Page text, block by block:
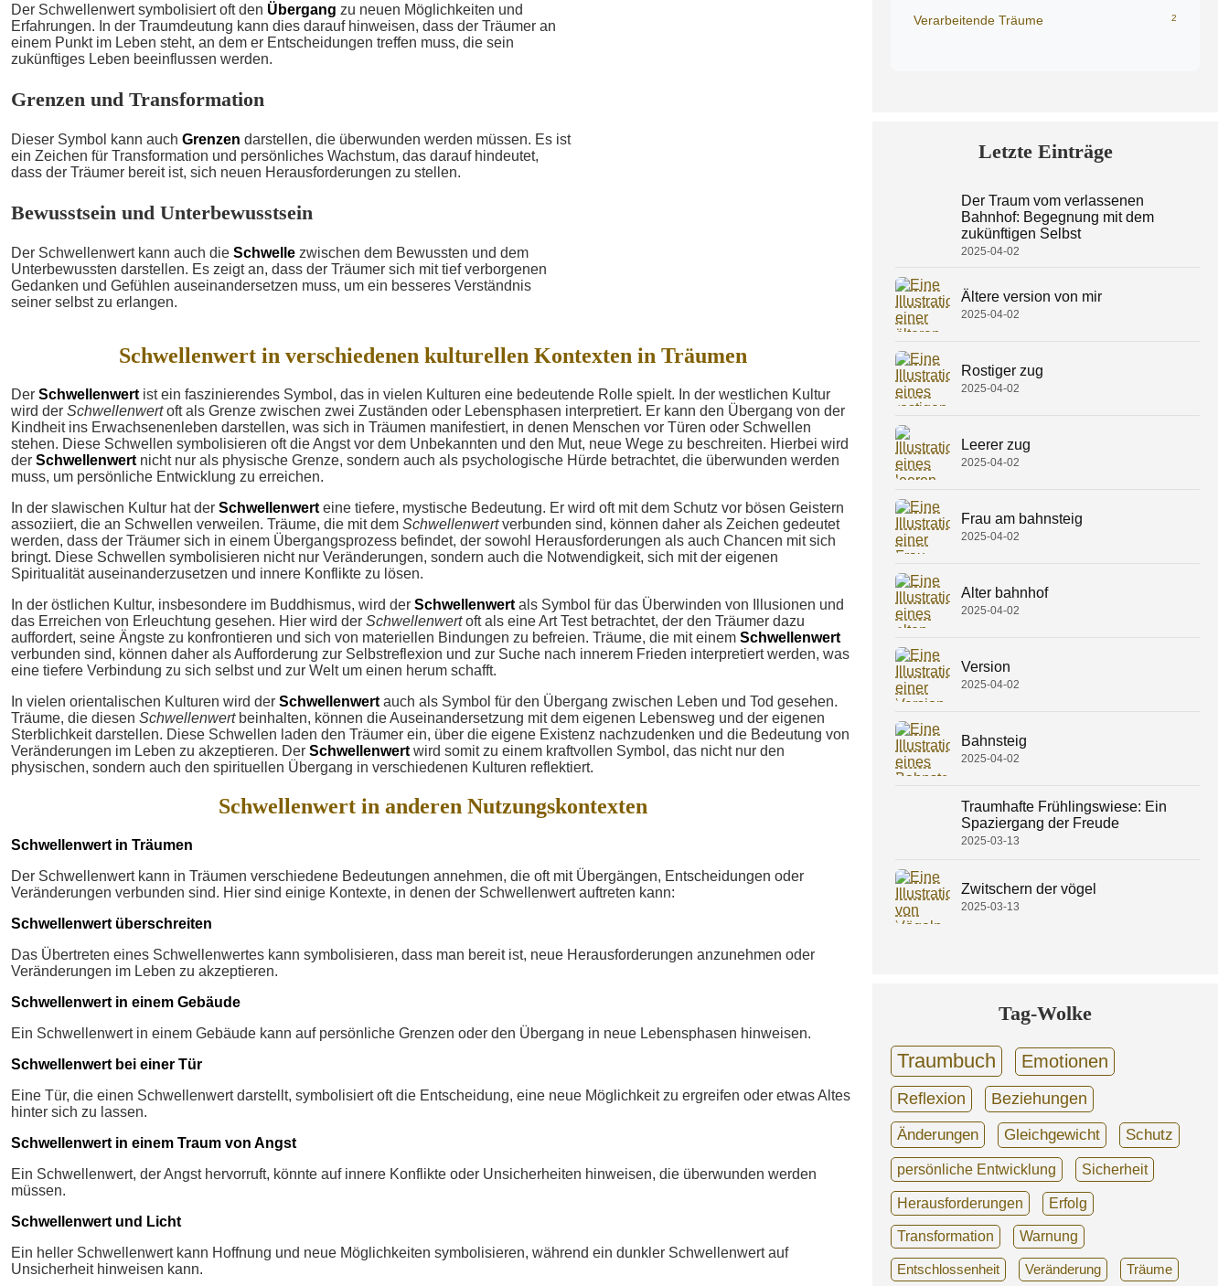
Der Schwellenwert symbolisiert oft den Übergang zu neuen Möglichkeiten und
Erfahrungen. In der Traumdeutung kann dies darauf hinweisen, dass der Träumer an
einem Punkt im Leben steht, an dem er Entscheidungen treffen muss, die sein
zukünftiges Leben beeinflussen werden.
Grenzen und Transformation
Dieser Symbol kann auch Grenzen darstellen, die überwunden werden müssen. Es ist
ein Zeichen für Transformation und persönliches Wachstum, das darauf hindeutet,
dass der Träumer bereit ist, sich neuen Herausforderungen zu stellen.
Bewusstsein und Unterbewusstsein
Der Schwellenwert kann auch die Schwelle zwischen dem Bewussten und dem
Unterbewussten darstellen. Es zeigt an, dass der Träumer sich mit tief verborgenen
Gedanken und Gefühlen auseinandersetzen muss, um ein besseres Verständnis
seiner selbst zu erlangen.
Schwellenwert in verschiedenen kulturellen Kontexten in Träumen
Der Schwellenwert ist ein faszinierendes Symbol, das in vielen Kulturen eine bedeutende Rolle spielt. In der westlichen Kultur
wird der Schwellenwertoft als Grenze zwischen zwei Zuständen oder Lebensphasen interpretiert. Er kann den Übergang von der
Kindheit ins Erwachsenenleben darstellen, was sich in Träumen manifestiert, in denen Menschen vor Türen oder Schwellen
stehen. Diese Schwellen symbolisieren oft die Angst vor dem Unbekannten und den Mut, neue Wege zu beschreiten. Hierbei wird
der Schwellenwert nicht nur als physische Grenze, sondern auch als psychologische Hürde betrachtet, die überwunden werden
muss, um persönliche Entwicklung zu erreichen.
In der slawischen Kultur hat der Schwellenwert eine tiefere, mystische Bedeutung. Er wird oft mit dem Schutz vor bösen Geistern
assoziiert, die an Schwellen verweilen. Träume, die mit dem Schwellenwertverbunden sind, können daher als Zeichen gedeutet
werden, dass der Träumer sich in einem Übergangsprozess befindet, der sowohl Herausforderungen als auch Chancen mit sich
bringt. Diese Schwellen symbolisieren nicht nur Veränderungen, sondern auch die Notwendigkeit, sich mit der eigenen
Spiritualität auseinanderzusetzen und innere Konflikte zu lösen.
In der östlichen Kultur, insbesondere im Buddhismus, wird der Schwellenwert als Symbol für das Überwinden von Illusionen und
das Erreichen von Erleuchtung gesehen. Hier wird der Schwellenwertoft als eine Art Test betrachtet, der den Träumer dazu
auffordert, seine Ängste zu konfrontieren und sich von materiellen Bindungen zu befreien. Träume, die mit einem Schwellenwert
verbunden sind, können daher als Aufforderung zur Selbstreflexion und zur Suche nach innerem Frieden interpretiert werden, was
eine tiefere Verbindung zu sich selbst und zur Welt um einen herum schafft.
In vielen orientalischen Kulturen wird der Schwellenwert auch als Symbol für den Übergang zwischen Leben und Tod gesehen.
Träume, die diesen Schwellenwertbeinhalten, können die Auseinandersetzung mit dem eigenen Lebensweg und der eigenen
Sterblichkeit darstellen. Diese Schwellen laden den Träumer ein, über die eigene Existenz nachzudenken und die Bedeutung von
Veränderungen im Leben zu akzeptieren. Der Schwellenwert wird somit zu einem kraftvollen Symbol, das nicht nur den
physischen, sondern auch den spirituellen Übergang in verschiedenen Kulturen reflektiert.
Schwellenwert in anderen Nutzungskontexten
Schwellenwert in Träumen
Der Schwellenwert kann in Träumen verschiedene Bedeutungen annehmen, die oft mit Übergängen, Entscheidungen oder
Veränderungen verbunden sind. Hier sind einige Kontexte, in denen der Schwellenwert auftreten kann:
Schwellenwert überschreiten
Das Übertreten eines Schwellenwertes kann symbolisieren, dass man bereit ist, neue Herausforderungen anzunehmen oder
Veränderungen im Leben zu akzeptieren.
Schwellenwert in einem Gebäude
Ein Schwellenwert in einem Gebäude kann auf persönliche Grenzen oder den Übergang in neue Lebensphasen hinweisen.
Schwellenwert bei einer Tür
Eine Tür, die einen Schwellenwert darstellt, symbolisiert oft die Entscheidung, eine neue Möglichkeit zu ergreifen oder etwas Altes
hinter sich zu lassen.
Schwellenwert in einem Traum von Angst
Ein Schwellenwert, der Angst hervorruft, könnte auf innere Konflikte oder Unsicherheiten hinweisen, die überwunden werden
müssen.
Schwellenwert und Licht
Ein heller Schwellenwert kann Hoffnung und neue Möglichkeiten symbolisieren, während ein dunkler Schwellenwert auf
Unsicherheit hinweisen kann.
Verarbeitende Träume 2
Letzte Einträge
Der Traum vom verlassenen
Bahnhof: Begegnung mit dem
zukünftigen Selbst
2025-04-02
Ältere version von mir
2025-04-02
Rostiger zug
2025-04-02
Leerer zug
2025-04-02
Frau am bahnsteig
2025-04-02
Alter bahnhof
2025-04-02
Version
2025-04-02
Bahnsteig
2025-04-02
Traumhafte Frühlingswiese: Ein
Spaziergang der Freude
2025-03-13
Zwitschern der vögel
2025-03-13
Tag-Wolke
Traumbuch Emotionen
Reflexion
Beziehungen
Änderungen
Gleichgewicht Schutz
persönliche Entwicklung Sicherheit
Herausforderungen Erfolg
Transformation Warnung
Entschlossenheit Veränderung Träume